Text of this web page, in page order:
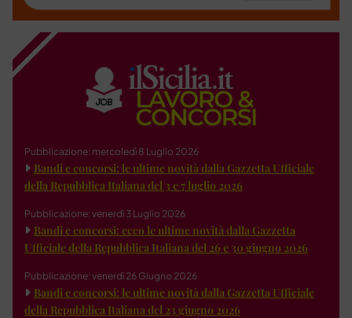
Pubblicazione: mercoledì 8 Luglio 2026
Bandi e concorsi: le ultime novità dalla Gazzetta Ufficiale
della Repubblica Italiana del 3 e 7 luglio 2026
Pubblicazione: venerdì 3 Luglio 2026
Bandi e concorsi: ecco le ultime novità dalla Gazzetta
Ufficiale della Repubblica Italiana del 26 e 30 giugno 2026
Pubblicazione: venerdì 26 Giugno 2026
Bandi e concorsi: le ultime novità dalla Gazzetta Ufficiale
della Repubblica Italiana del 23 giugno 2026